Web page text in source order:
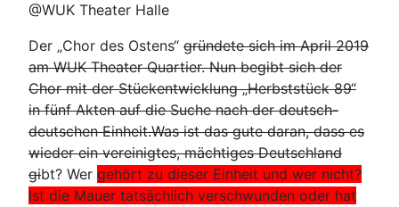
@WUK Theater Halle
Der „Chor des Ostens“ gründete sich im April 2019
am WUK Theater Quartier. Nun begibt sich der
Chor mit der Stückentwicklung „Herbststück 89“
in fünf Akten auf die Suche nach der deutsch-
deutschen Einheit.Was ist das gute daran, dass es
wieder ein vereinigtes, mächtiges Deutschland
gibt? Wer gehört zu dieser Einheit und wer nicht?
Ist die Mauer tatsächlich verschwunden oder hat